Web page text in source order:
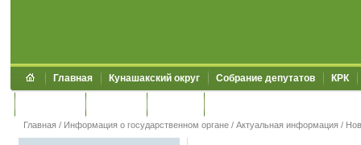
Главная Кунашакский округ Собрание депутатов КРК
Главная / Информация о государственном органе / Актуальная информация /